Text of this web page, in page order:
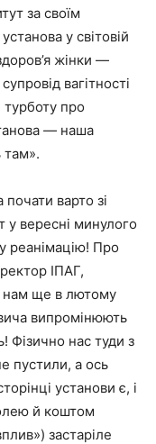
за своїм
у світовій
жінки —
вагітності
турботу про
— наша
там».
варто зі
у вересні минулого
реанімацію! Про
ІПАГ,
нам ще в лютому
випромінюють
Фізично нас туди з
пустили, а ось
установи є, і
й коштом
застаріле